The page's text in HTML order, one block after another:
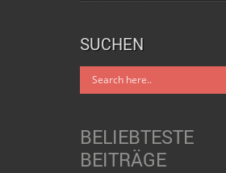
SUCHEN
BELIEBTESTE
BEITRÄGE